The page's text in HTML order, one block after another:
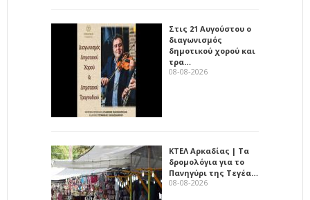
Στις 21 Αυγούστου ο
διαγωνισμός
δημοτικού χορού και
τρα…
08-08-2026
ΚΤΕΛ Αρκαδίας | Τα
δρομολόγια για το
Πανηγύρι της Τεγέα…
08-08-2026